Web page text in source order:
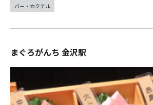
バー・カクテル
まぐろがんち 金沢駅